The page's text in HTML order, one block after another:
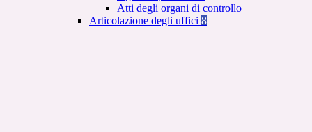
Atti degli organi di controllo
Articolazione degli uffici 8